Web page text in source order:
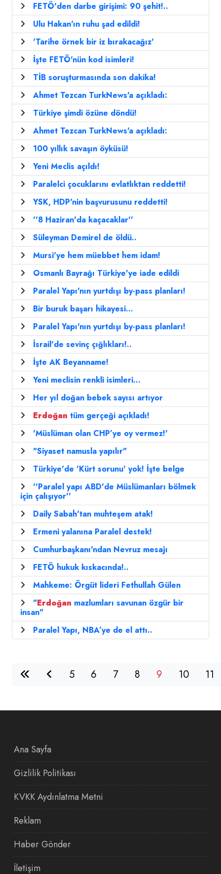
FETÖ'den darbe girişimi: 90 şehit!..
Ulu Hakan'ın ruhu şad edildi!
'Tarihe örnek bir iz bırakacağız'
İşte FETÖ'nün kod isimleri!
TİB soruşturmasında son dakika!
Ahmet Tezcan TurkNews'a açıkladı:
Türkiye şimdi özüne döndü!
Ahmet Tezcan TurkNews'a açıkladı:
100 yıllık savaşın öyküsü!
Yeni Meclis açıldı!
Paralelci çocuklarını evlatlıktan reddetti!
YSK, HDP'nin başvurusunu reddetti!
''8 Haziran'da kaçacaklar''
Süleyman Demirel de öldü..
Mursi'ye hem müebbet hem idam!
Osmanlı Bayrağı Türkiye'ye iade edildi
Paralel Yapı'nın yurtdışı by-pass planları!
Bir buruk başarı hikayesi...
Paralel Yapı'nın yurtdışı by-pass planları!
İsrail'de sevinç çığlıkları!..
İşte AK Beyanname!
Yeni meclisin renkli isimleri...
Her yıl doğan bebek sayısı artıyor
Erdoğan tüm gerçeği açıkladı!
'Müslüman olan CHP’ye oy vermez!'
"Siyaset namusla yapılır"
Türkiye'de 'Kürt sorunu' yok! İşte belge
''Paralel yapı ABD'de Müslümanları bölmek
için çalışıyor''
Daily Sabah'tan muhteşem atak!
Ermeni yalanına Paralel destek!
Cumhurbaşkanı'ndan Nevruz mesajı
FETÖ hukuk kıskacında!..
Mahkeme: Örgüt lideri Fethullah Gülen
"Erdoğan mazlumları savunan özgür bir
insan"
Paralel Yapı, NBA’ye de el attı..
5 6 7 8 9 10 11
Ana Sayfa
Gizlilik Politikası
KVKK Aydınlatma Metni
Reklam
Haber Gönder
İletişim